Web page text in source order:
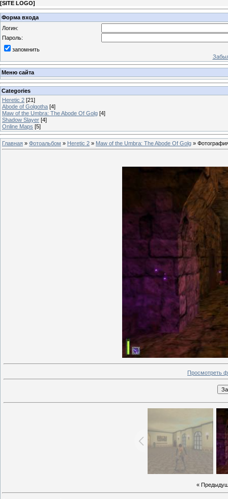
[SITE LOGO]
Форма входа
Логин:
Пароль:
запомнить
Меню сайта
Categories
Heretic 2 [21]
Abode of Golgotha [4]
Maw of the Umbra: The Abode Of Golg [4]
Shadow Slayer [4]
Online Maps [5]
Главная » Фотоальбом » Heretic 2 » Maw of the Umbra: The Abode Of Golg »
Просмотреть
«